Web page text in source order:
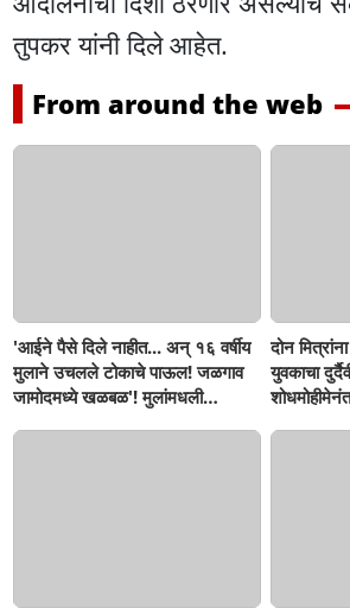
तुपकर यांनी दिले आहेत.
From around the web
'आईने पैसे दिले नाहीत... अन् १६ वर्षीय
मुलाने उचलले टोकाचे पाऊल! जळगाव
जामोदमध्ये खळबळ'! मुलांमधली
दोन
युवकाचा